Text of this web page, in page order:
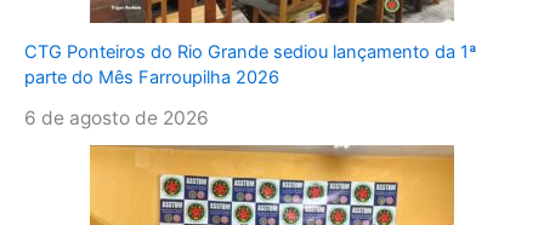
CTG Ponteiros do Rio Grande sediou lançamento da 1ª
parte do Mês Farroupilha 2026
6 de agosto de 2026